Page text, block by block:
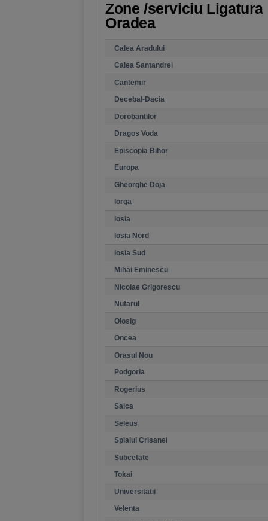
Zone /serviciu
Oradea
Calea Aradului
Calea Santandrei
Cantemir
Decebal-Dacia
Dorobantilor
Dragos Voda
Episcopia Bihor
Europa
Gheorghe Doja
Iorga
Iosia
Iosia Nord
Iosia Sud
Mihai Eminescu
Nicolae Grigorescu
Nufarul
Olosig
Oncea
Orasul Nou
Podgoria
Rogerius
Salca
Seleus
Splaiul Crisanei
Subcetate
Tokai
Universitatii
Velenta